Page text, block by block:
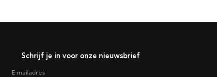
Schrijf je in voor onze nieuwsbrief
E-mailadres